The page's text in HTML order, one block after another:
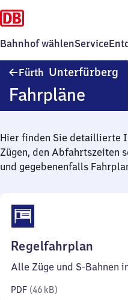
Bahnhof wählenService
Fürth Unterfürberg
Fahrpläne
Hier finden Sie detaillierte
Zügen, den Abfahrtszeiten
und gegebenenfalls
Regelfahrplan
46
Alle Züge und S-Bahnen
PDF (46 kB)